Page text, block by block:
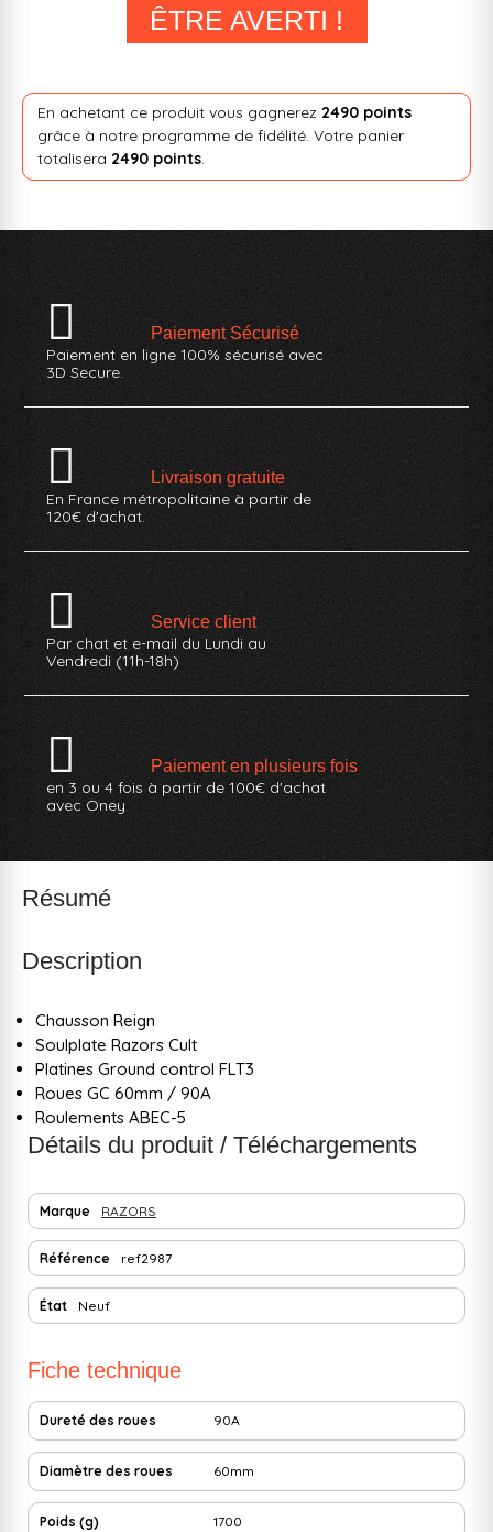
ÊTRE AVERTI !
En achetant ce produit vous gagnerez 2490 points
grâce à notre programme de fidélité. Votre panier
totalisera 2490 points.
Paiement Sécurisé
Paiement en ligne 100% sécurisé avec
3D Secure.
Livraison gratuite
En France métropolitaine à partir de
120€ d'achat.
Service client
Par chat et e-mail du Lundi au
Vendredi (11h-18h)
Paiement en plusieurs fois
en 3 ou 4 fois à partir de 100€ d'achat
avec Oney
Résumé
Description
Chausson Reign
Soulplate Razors Cult
Platines Ground control FLT3
Roues GC 60mm / 90A
Roulements ABEC-5
Détails du produit / Téléchargements
Marque RAZORS
Référence ref2987
État Neuf
Fiche technique
Dureté des roues 90A
Diamètre des roues 60mm
Poids (g) 1700